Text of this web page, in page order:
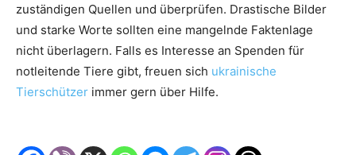
zuständigen Quellen und überprüfen. Drastische Bilder
und starke Worte sollten eine mangelnde Faktenlage
nicht überlagern. Falls es Interesse an Spenden für
notleitende Tiere gibt, freuen sich ukrainische
Tierschützer immer gern über Hilfe.